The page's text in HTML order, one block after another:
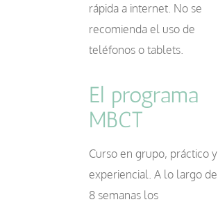
rápida a internet. No se
recomienda el uso de
teléfonos o tablets.
El programa
MBCT
Curso en grupo, práctico y
experiencial. A lo largo de
8 semanas los